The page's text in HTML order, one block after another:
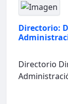
Directorio:
Directorio